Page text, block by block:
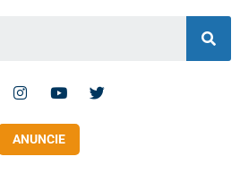
ANUNCIE